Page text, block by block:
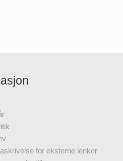
for eksterne lenker